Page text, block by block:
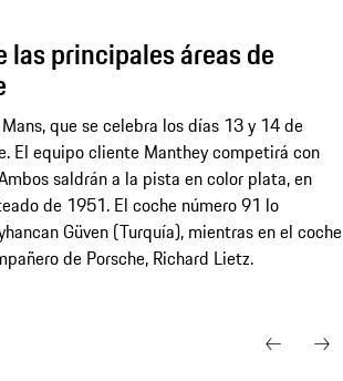
las principales áreas de
que se celebra los días 13 y 14 de
El equipo cliente Manthey competirá con
saldrán a la pista en color plata, en
de 1951. El coche número 91 lo
Güven (Turquía), mientras en el coche
de Porsche, Richard Lietz.